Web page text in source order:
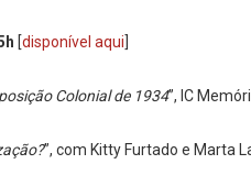
[disponível aqui
Colonial de 1934”, IC
”, com Kitty Furtado e Marta